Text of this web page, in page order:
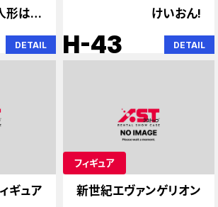
形は恋
天使さ
DETAIL
けいおん!
H-43 DETAIL
ギュア
フィギュア
新世紀エヴァンゲリオン